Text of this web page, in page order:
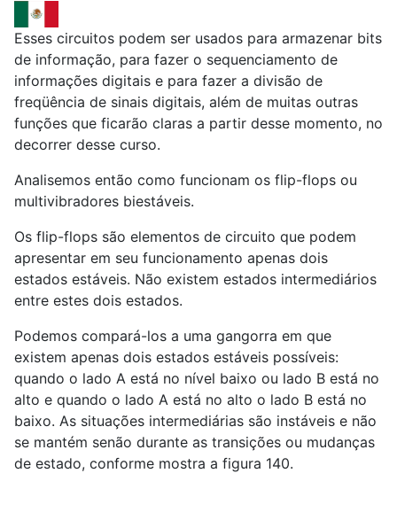
Esses circuitos podem ser usados para armazenar bits
de informação, para fazer o sequenciamento de
informações digitais e para fazer a divisão de
freqüência de sinais digitais, além de muitas outras
funções que ficarão claras a partir desse momento, no
decorrer desse curso.
Analisemos então como funcionam os flip-flops ou
multivibradores biestáveis.
Os flip-flops são elementos de circuito que podem
apresentar em seu funcionamento apenas dois
estados estáveis. Não existem estados intermediários
entre estes dois estados.
Podemos compará-los a uma gangorra em que
existem apenas dois estados estáveis possíveis:
quando o lado A está no nível baixo ou lado B está no
alto e quando o lado A está no alto o lado B está no
baixo. As situações intermediárias são instáveis e não
se mantém senão durante as transições ou mudanças
de estado, conforme mostra a figura 140.